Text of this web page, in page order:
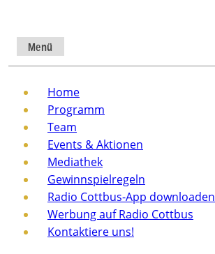
Menü
Home
Programm
Team
Events & Aktionen
Mediathek
Gewinnspielregeln
Radio Cottbus-App downloaden
Werbung auf Radio Cottbus
Kontaktiere uns!